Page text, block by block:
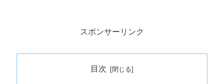
スポンサーリンク
目次